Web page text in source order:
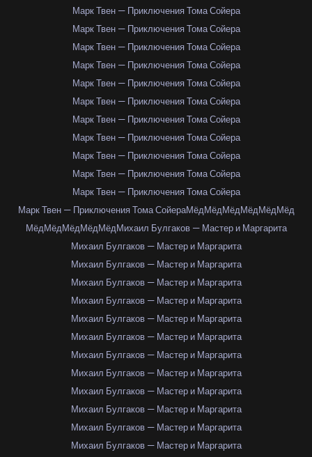
Марк Твен — Приключения Тома Сойера
Марк Твен — Приключения Тома Сойера
Марк Твен — Приключения Тома Сойера
Марк Твен — Приключения Тома Сойера
Марк Твен — Приключения Тома Сойера
Марк Твен — Приключения Тома Сойера
Марк Твен — Приключения Тома Сойера
Марк Твен — Приключения Тома Сойера
Марк Твен — Приключения Тома Сойера
Марк Твен — Приключения Тома Сойера
Марк Твен — Приключения Тома Сойера
Марк Твен — Приключения Тома СойераМёдМёдМёдМёдМёдМёд
МёдМёдМёдМёдМёдМихаил Булгаков — Мастер и Маргарита
Михаил Булгаков — Мастер и Маргарита
Михаил Булгаков — Мастер и Маргарита
Михаил Булгаков — Мастер и Маргарита
Михаил Булгаков — Мастер и Маргарита
Михаил Булгаков — Мастер и Маргарита
Михаил Булгаков — Мастер и Маргарита
Михаил Булгаков — Мастер и Маргарита
Михаил Булгаков — Мастер и Маргарита
Михаил Булгаков — Мастер и Маргарита
Михаил Булгаков — Мастер и Маргарита
Михаил Булгаков — Мастер и Маргарита
Михаил Булгаков — Мастер и Маргарита